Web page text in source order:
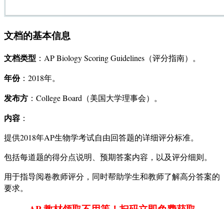
文档的基本信息
文档类型 ：AP Biology Scoring Guidelines（评分指南）。
年份：2018年。
发布方 ：College Board（美国大学理事会）。
内容 ：
提供2018年AP生物学考试自由回答题的详细评分标准。
包括每道题的得分点说明、预期答案内容，以及评分细则。
用于指导阅卷教师评分，同时帮助学生和教师了解高分答案的
要求。